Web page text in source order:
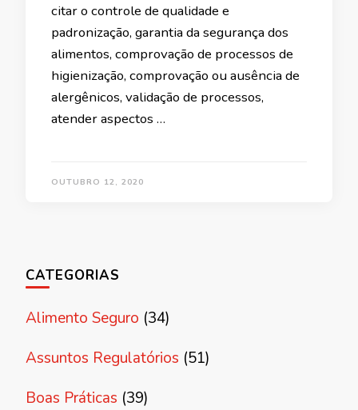
citar o controle de qualidade e
padronização, garantia da segurança dos
alimentos, comprovação de processos de
higienização, comprovação ou ausência de
alergênicos, validação de processos,
atender aspectos …
OUTUBRO 12, 2020
CATEGORIAS
Alimento Seguro (34)
Assuntos Regulatórios (51)
Boas Práticas (39)